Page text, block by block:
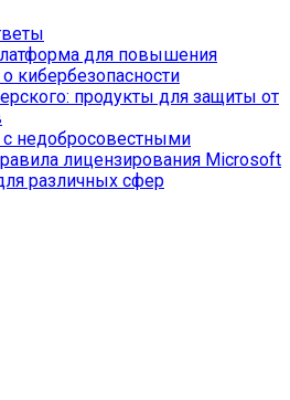
для повышения
кибербезопасности
продукты для защиты от
недобросовестными
лицензирования Microsoft
различных сфер